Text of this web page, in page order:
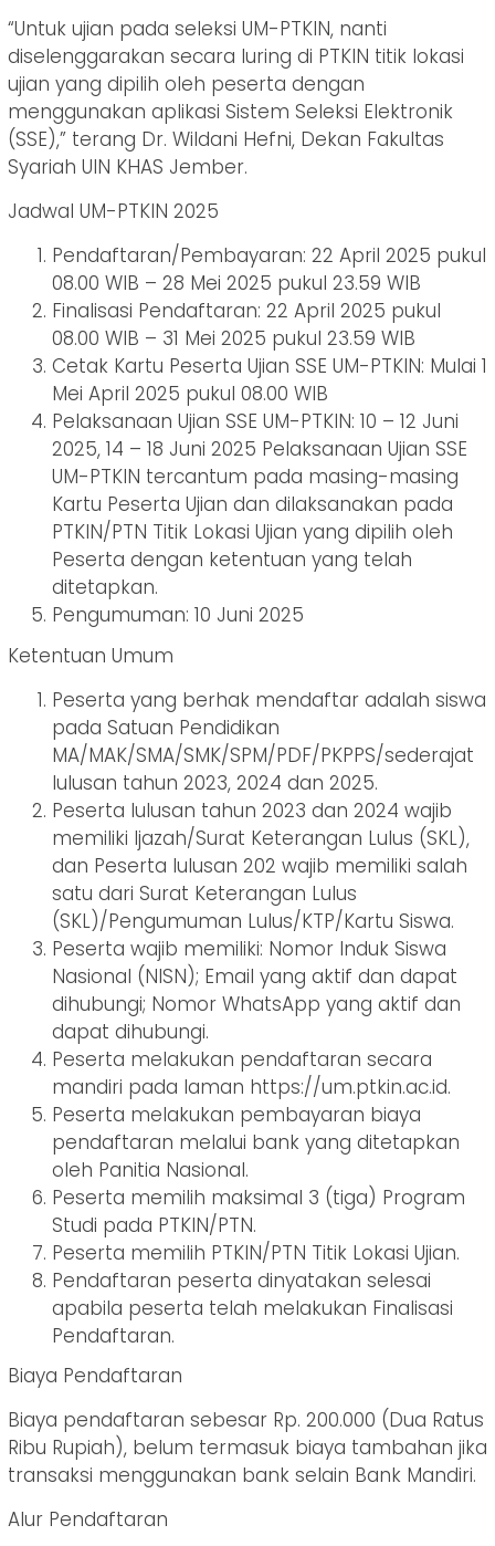
“Untuk ujian pada seleksi UM-PTKIN, nanti
diselenggarakan secara luring di PTKIN titik lokasi
ujian yang dipilih oleh peserta dengan
menggunakan aplikasi Sistem Seleksi Elektronik
(SSE),” terang Dr. Wildani Hefni, Dekan Fakultas
Syariah UIN KHAS Jember.
Jadwal UM-PTKIN 2025
Pendaftaran/Pembayaran: 22 April 2025 pukul
08.00 WIB – 28 Mei 2025 pukul 23.59 WIB
Finalisasi Pendaftaran: 22 April 2025 pukul
08.00 WIB – 31 Mei 2025 pukul 23.59 WIB
Cetak Kartu Peserta Ujian SSE UM-PTKIN: Mulai 1
Mei April 2025 pukul 08.00 WIB
Pelaksanaan Ujian SSE UM-PTKIN: 10 – 12 Juni
2025, 14 – 18 Juni 2025 Pelaksanaan Ujian SSE
UM-PTKIN tercantum pada masing-masing
Kartu Peserta Ujian dan dilaksanakan pada
PTKIN/PTN Titik Lokasi Ujian yang dipilih oleh
Peserta dengan ketentuan yang telah
ditetapkan.
Pengumuman: 10 Juni 2025
Ketentuan Umum
Peserta yang berhak mendaftar adalah siswa
pada Satuan Pendidikan
MA/MAK/SMA/SMK/SPM/PDF/PKPPS/sederajat
lulusan tahun 2023, 2024 dan 2025.
Peserta lulusan tahun 2023 dan 2024 wajib
memiliki Ijazah/Surat Keterangan Lulus (SKL),
dan Peserta lulusan 202 wajib memiliki salah
satu dari Surat Keterangan Lulus
(SKL)/Pengumuman Lulus/KTP/Kartu Siswa.
Peserta wajib memiliki: Nomor Induk Siswa
Nasional (NISN); Email yang aktif dan dapat
dihubungi; Nomor WhatsApp yang aktif dan
dapat dihubungi.
Peserta melakukan pendaftaran secara
mandiri pada laman https://um.ptkin.ac.id.
Peserta melakukan pembayaran biaya
pendaftaran melalui bank yang ditetapkan
oleh Panitia Nasional.
Peserta memilih maksimal 3 (tiga) Program
Studi pada PTKIN/PTN.
Peserta memilih PTKIN/PTN Titik Lokasi Ujian.
Pendaftaran peserta dinyatakan selesai
apabila peserta telah melakukan Finalisasi
Pendaftaran.
Biaya Pendaftaran
Biaya pendaftaran sebesar Rp. 200.000 (Dua Ratus
Ribu Rupiah), belum termasuk biaya tambahan jika
transaksi menggunakan bank selain Bank Mandiri.
Alur Pendaftaran